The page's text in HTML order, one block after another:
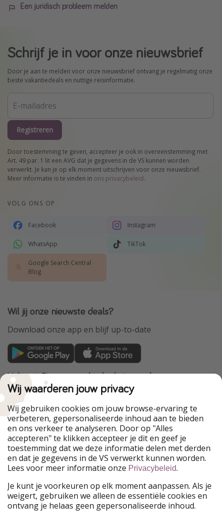
Een juridisch probleem melden
Schrijf je in voor onze nieuwsbrief
Door je aan te melden voor onze nieuwsbrief ontvang je regelmatig onze
beste vakantiedeals en nuttige reisinformatie.
Registreren
Door toestemming te geven, accepteer je ook in overeenstemming met
Art. 49 par. 1 lit een AVG dat je gegevens in de VS kunnen worden
verwerkt. Je kan je op elk moment uitschrijven voor onze nieuwsbrief.
Meer informatie is te vinden in ons privacybeleid.
VOLG ONS OP
Facebook Instagram
WhatsApp TikTok
Google Search Central
Blog
Wil jij onze nieuwste deals?
Download onze app en blijf up-to-date
VakantiePiraten maakt deel uit van de
HolidayPirates Group
Onze markten
PiratinViaggio
HolidayPirates
WakacyjniPiraci
VoyagesPirates
Ferienpiraten
Urlaubspiraten
Urlaubspiraten
ViajerosPiratas
TravelPirates
HolidayPirates Group
Leer ons kennen Juridisch
Wij waarderen jouw privacy
Wij gebruiken cookies om jouw browse-ervaring te
verbeteren, gepersonaliseerde inhoud aan te bieden
en ons verkeer te analyseren. Door op "Alles
accepteren" te klikken accepteer je dit en geef je
toestemming dat we deze informatie delen met derden
en dat je gegevens in de VS verwerkt kunnen worden.
Lees voor meer informatie onze Privacybeleid.
Je kunt je voorkeuren op elk moment aanpassen. Als je
weigert, gebruiken we alleen de essentiële cookies en
ontvang je helaas geen gepersonaliseerde inhoud.